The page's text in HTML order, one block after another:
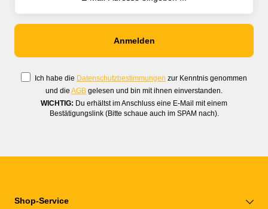
Ich habe die Datenschutzbestimmungen zur Kenntnis genommen
und die AGB gelesen und bin mit ihnen einverstanden.
WICHTIG: Du erhältst im Anschluss eine E-Mail mit einem
Bestätigungslink (Bitte schaue auch im SPAM nach).
Shop-Service